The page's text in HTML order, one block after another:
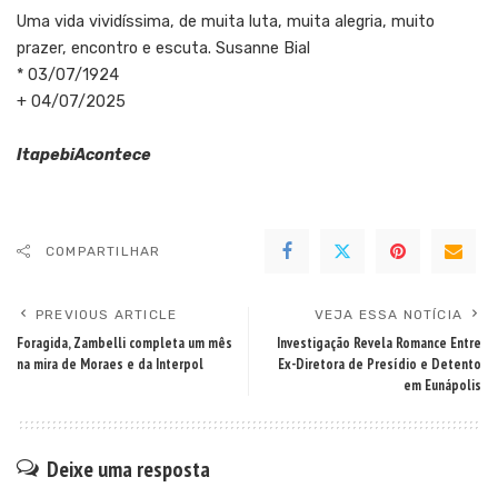
Uma vida vividíssima, de muita luta, muita alegria, muito
prazer, encontro e escuta. Susanne Bial
* 03/07/1924
+ 04/07/2025
ItapebiAcontece
COMPARTILHAR
PREVIOUS ARTICLE
Foragida, Zambelli completa um mês
na mira de Moraes e da Interpol
VEJA ESSA NOTÍCIA
Investigação Revela Romance Entre
Ex-Diretora de Presídio e Detento
em Eunápolis
Deixe uma resposta